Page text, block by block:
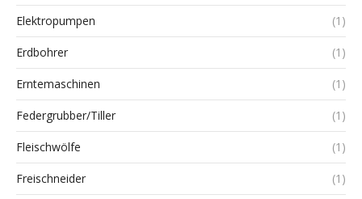
Elektropumpen (1)
Erdbohrer (1)
Erntemaschinen (1)
Federgrubber/Tiller (1)
Fleischwölfe (1)
Freischneider (1)